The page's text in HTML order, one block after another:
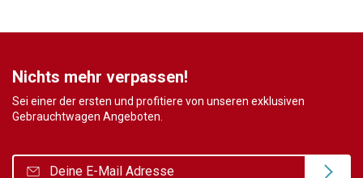
Nichts mehr verpassen!
Sei einer der ersten und profitiere von unseren exklusiven
Gebrauchtwagen Angeboten.